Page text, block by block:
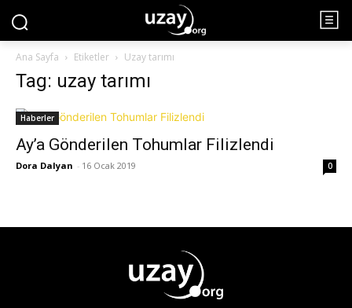
Ana Sayfa Etiketler Uzay tarımı
Tag: uzay tarımı
Haberler
Ay’a Gönderilen Tohumlar Filizlendi
Dora Dalyan - 16 Ocak 2019 0